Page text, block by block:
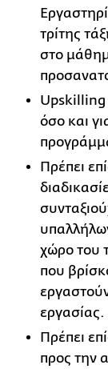
τρίτης
στο
Upskilling
όσο και
Πρέπει
χώρο του
που
εργασίας.
Πρέπει
προς την